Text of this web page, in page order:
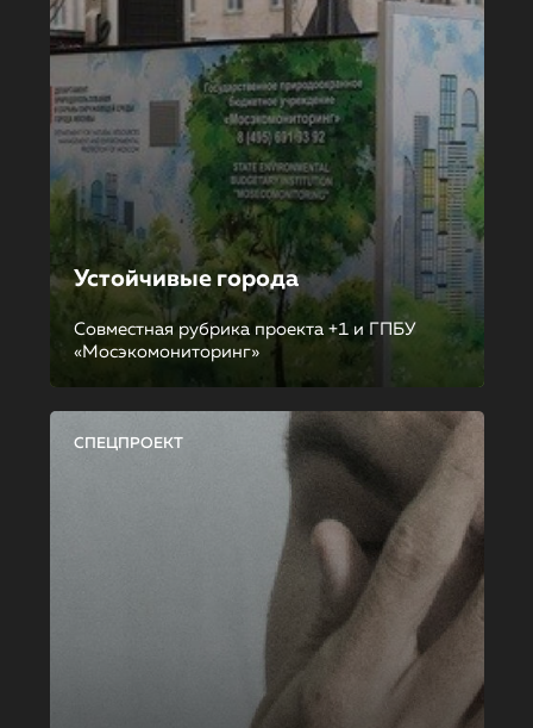
Устойчивые города
Совместная рубрика проекта +1 и ГПБУ
«Мосэкомониторинг»
СПЕЦПРОЕКТ